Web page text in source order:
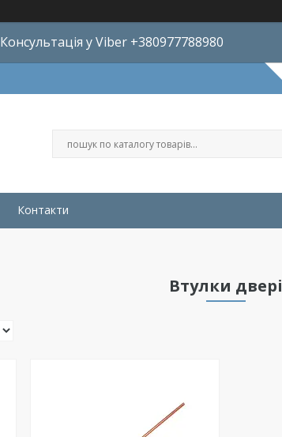
Консультація у Viber +380977788980
Контакти
Втулки двері